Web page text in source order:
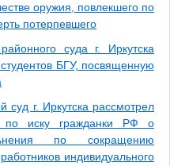
оружия, повлекшего по
потерпевшего
суда г. Иркутска
БГУ, посвященную
суд г. Иркутска рассмотрел
по иску гражданки РФ о
по сокращению
индивидуального